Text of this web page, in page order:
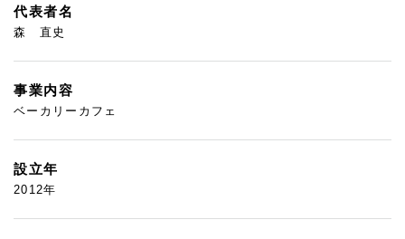
代表者名
森 直史
事業内容
ベーカリーカフェ
設立年
2012年